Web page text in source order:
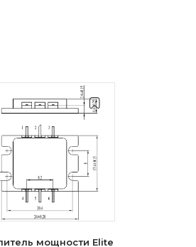
мощности Elite